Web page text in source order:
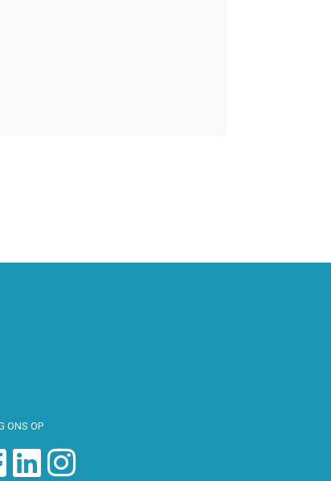
ONS OP